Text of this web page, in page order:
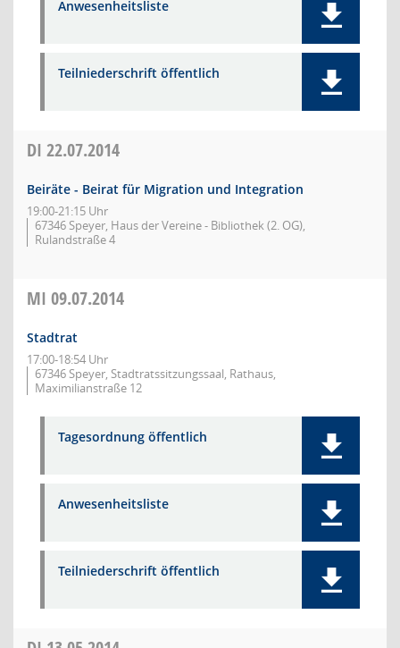
Anwesenheitsliste
Teilniederschrift öffentlich
DI 22.07.2014
Beiräte - Beirat für Migration und Integration
19:00-21:15 Uhr
67346 Speyer, Haus der Vereine - Bibliothek (2. OG),
Rulandstraße 4
MI 09.07.2014
Stadtrat
17:00-18:54 Uhr
67346 Speyer, Stadtratssitzungssaal, Rathaus,
Maximilianstraße 12
Tagesordnung öffentlich
Anwesenheitsliste
Teilniederschrift öffentlich